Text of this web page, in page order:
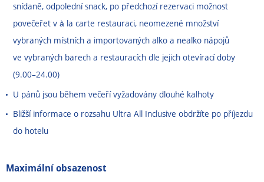
snídaně, odpolední snack, po předchozí rezervaci možnost
povečeřet v à la carte restauraci, neomezené množství
vybraných místních a importovaných alko a nealko nápojů
ve vybraných barech a restauracích dle jejich otevírací doby
(9.00–24.00)
U pánů jsou během večeří vyžadovány dlouhé kalhoty
Bližší informace o rozsahu Ultra All Inclusive obdržíte po příjezdu
do hotelu
Maximální obsazenost